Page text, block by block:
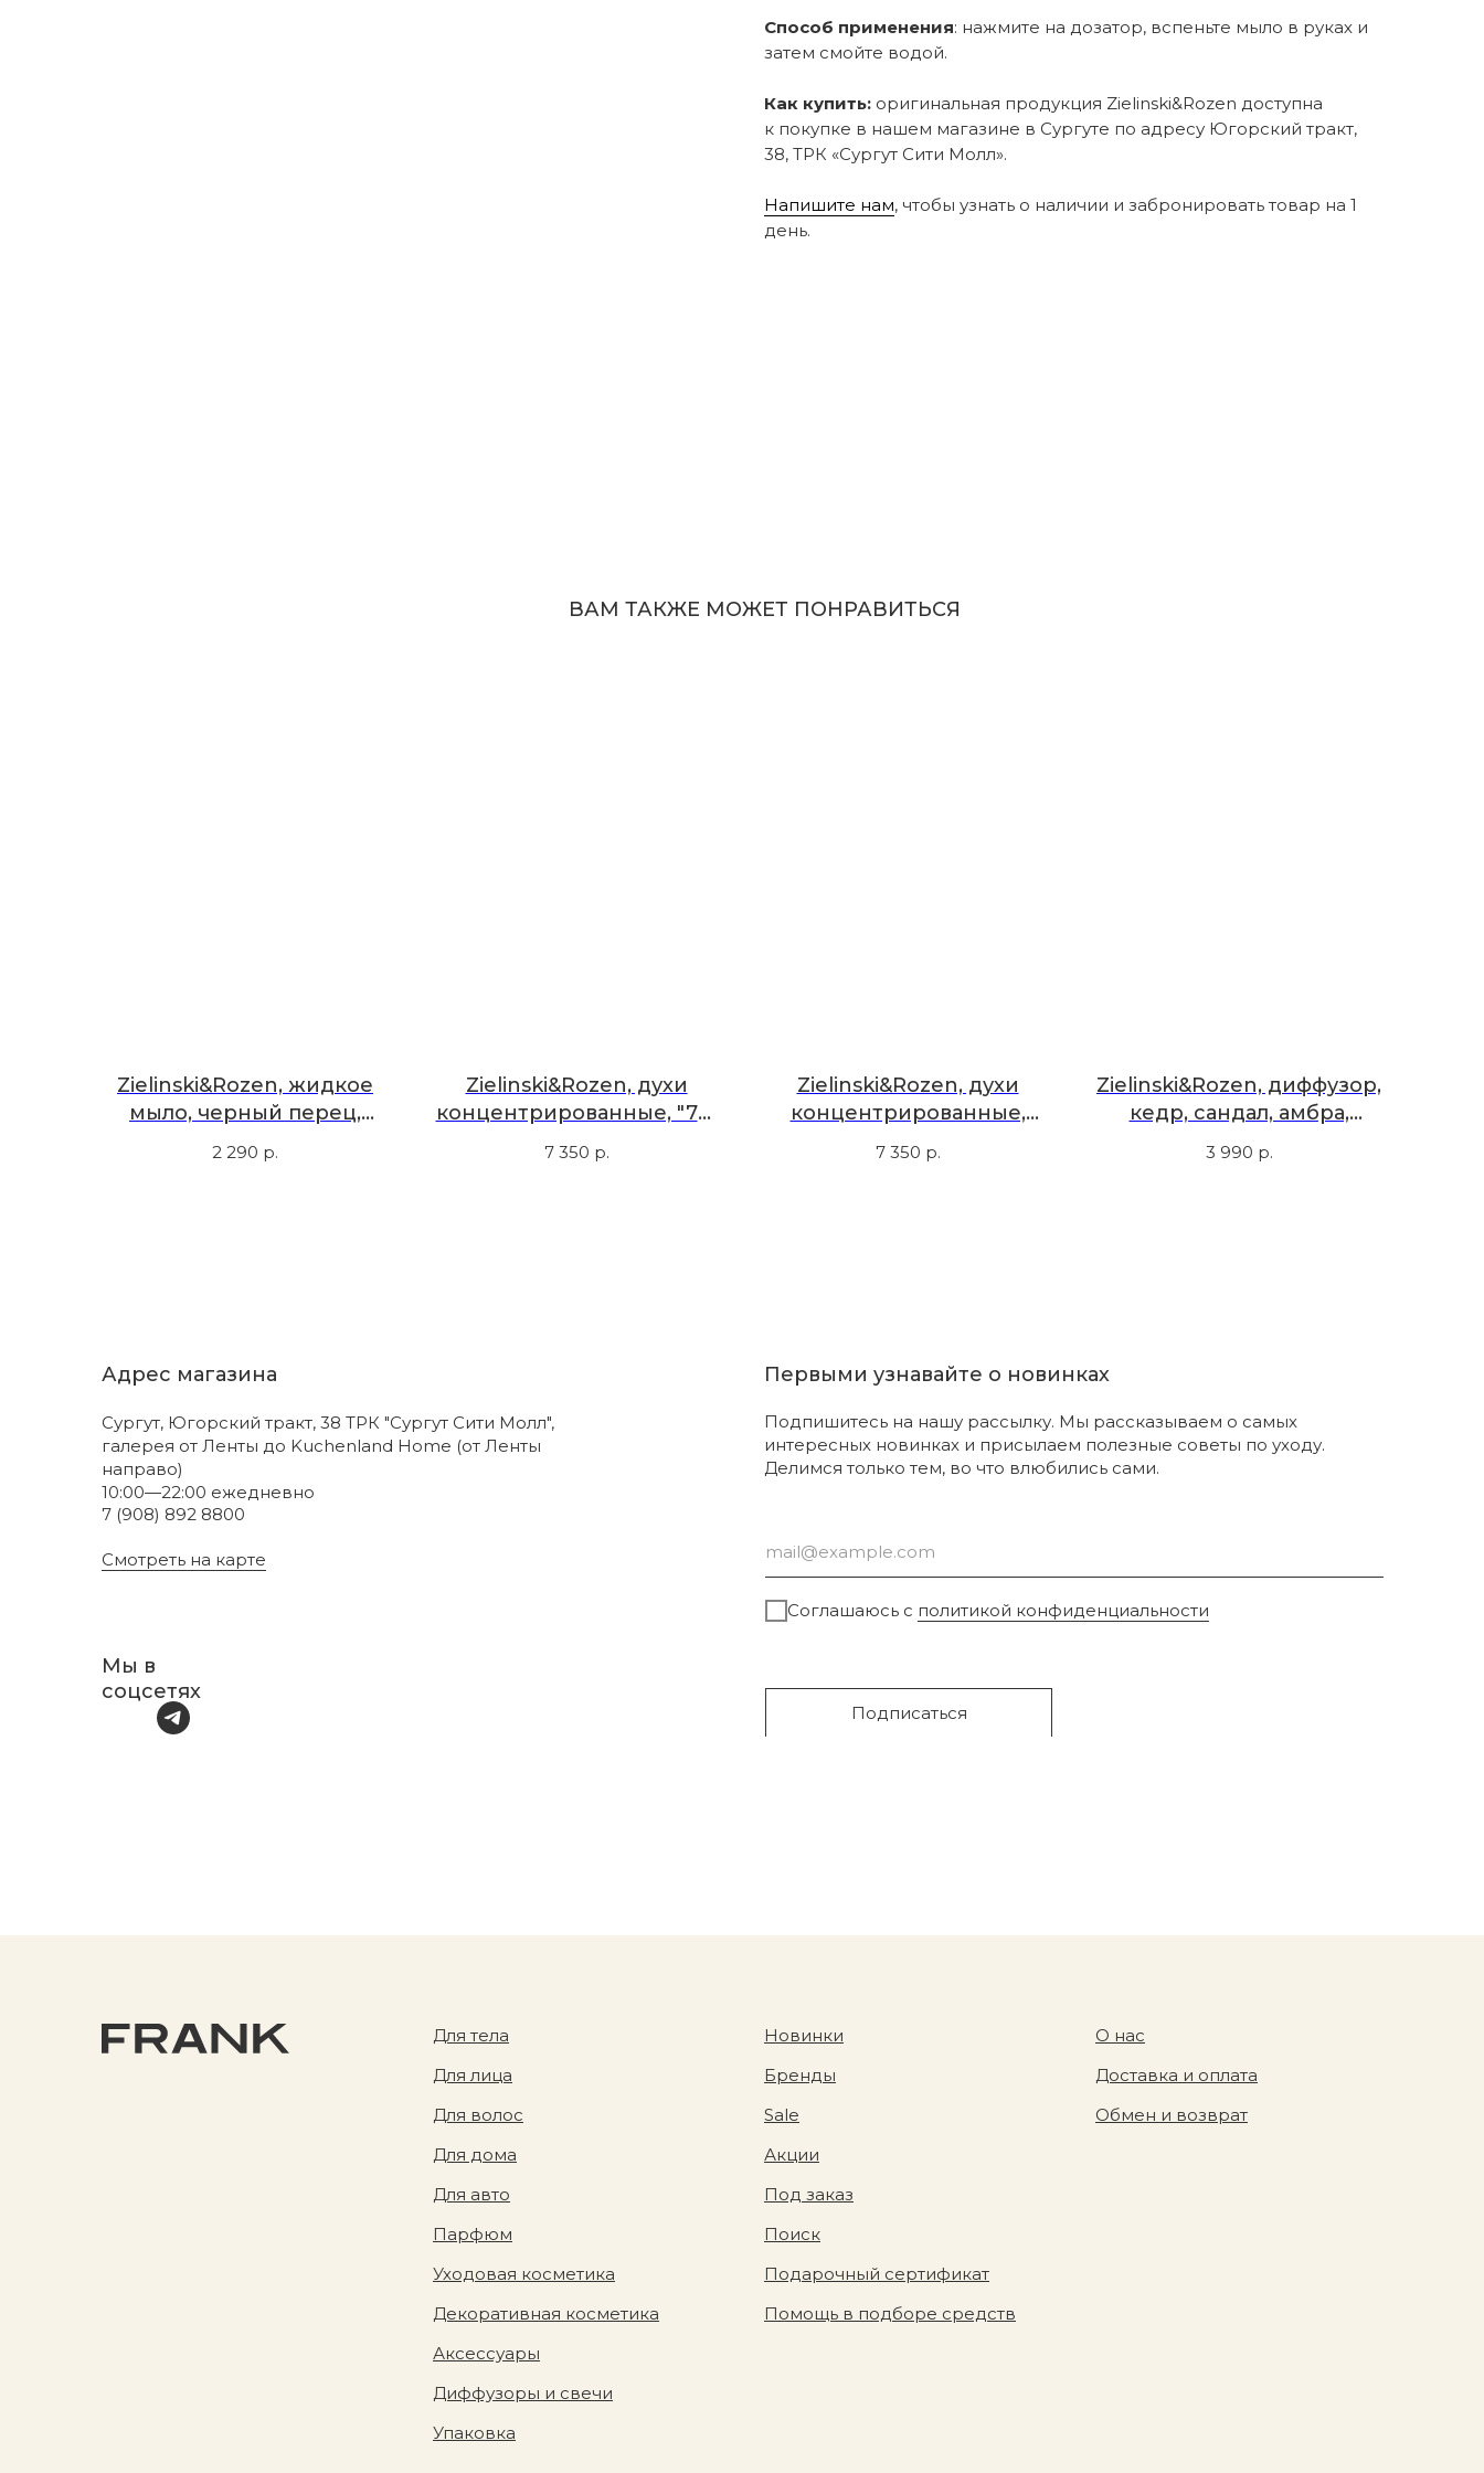
Способ применения: нажмите на дозатор, вспеньте мыло в руках и
затем смойте водой.
Как купить: оригинальная продукция Zielinski&Rozen доступна
к покупке в нашем магазине в Сургуте по адресу Югорский тракт,
38, ТРК «Сургут Сити Молл».
Напишите нам, чтобы узнать о наличии и забронировать товар на 1
день.
ВАМ ТАКЖЕ МОЖЕТ ПОНРАВИТЬСЯ
Zielinski&Rozen, жидкое
мыло, черный перец,
ветивер, нероли, амбра,
300 мл
2 290 р.
Zielinski&Rozen, духи
концентрированные, "72"
грейпфрут, пачули, белая
роза, 50 мл
7 350 р.
Zielinski&Rozen, духи
концентрированные,
кедр, пачули, жасмин, 50
7 350 р.
Zielinski&Rozen, диффузор,
кедр, сандал, амбра,
пачули, 85 мл
3 990 р.
Адрес магазина
Сургут, Югорский тракт, 38 ТРК "Сургут Сити Молл",
галерея от Ленты до Kuchenland Home (от Ленты
направо)
10:00—22:00 ежедневно
Смотреть на карте
Мы в
соцсетях
Первыми узнавайте о новинках
Подпишитесь на нашу рассылку. Мы рассказываем о самых
интересных новинках и присылаем полезные советы по уходу.
Делимся только тем, во что влюбились сами.
Соглашаюсь с политикой конфиденциальности
Подписаться
7 (908) 892 8800
Для тела
Для лица
Для волос
Для дома
Для авто
Парфюм
Уходовая косметика
Аксессуары
Упаковка
Новинки
Бренды
Sale
Акции
Под заказ
Поиск
Подарочный сертификат
Помощь в подборе средств
О нас
Доставка и оплата
Обмен и возврат
Диффузоры и свечи
Декоративная косметика